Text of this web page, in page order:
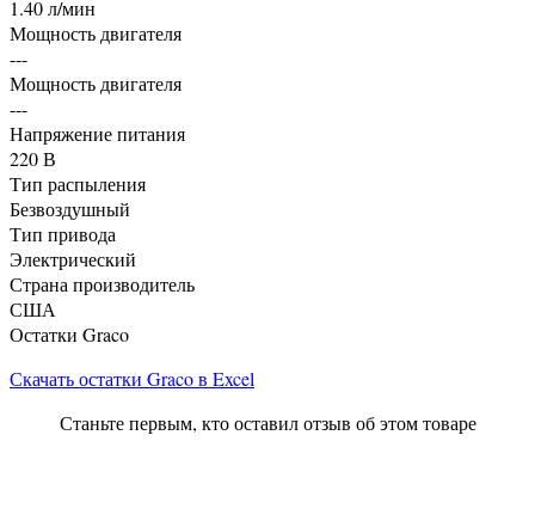
1.40 л/мин
Мощность двигателя
---
Мощность двигателя
---
Напряжение питания
220 В
Тип распыления
Безвоздушный
Тип привода
Электрический
Страна производитель
США
Остатки Graco
Скачать остатки Graco в Excel
Станьте первым, кто оставил отзыв об этом товаре